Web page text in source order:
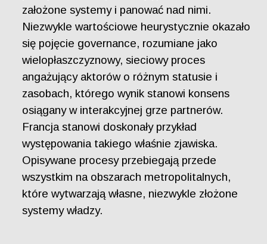
założone systemy i panować nad nimi.
Niezwykle wartościowe heurystycznie okazało
się pojęcie governance, rozumiane jako
wielopłaszczyznowy, sieciowy proces
angażujący aktorów o różnym statusie i
zasobach, którego wynik stanowi konsens
osiągany w interakcyjnej grze partnerów.
Francja stanowi doskonały przykład
występowania takiego właśnie zjawiska.
Opisywane procesy przebiegają przede
wszystkim na obszarach metropolitalnych,
które wytwarzają własne, niezwykle złożone
systemy władzy.